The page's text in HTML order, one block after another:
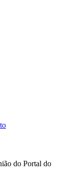
do Portal do